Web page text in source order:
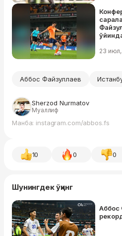
23
Аббос Файзуллаев
Sherzod Nurmatov
Муаллиф
Манба: instagram.com/abbos.fs
10 0 0
Шунингдек ўқинг
Аббос